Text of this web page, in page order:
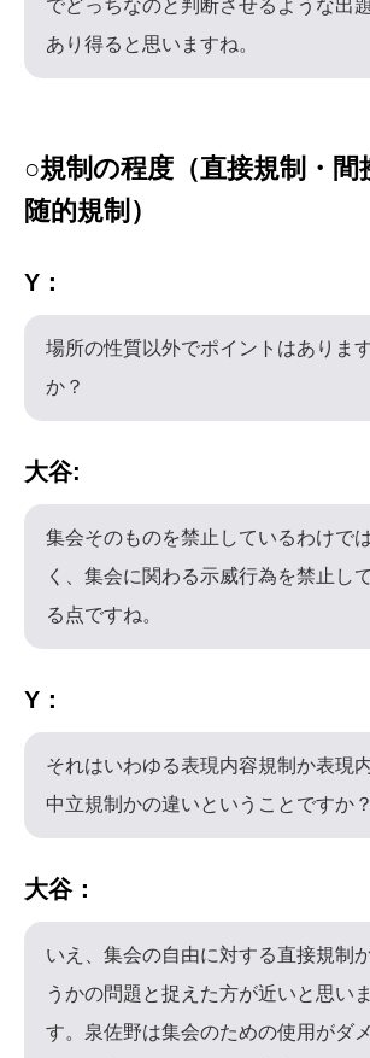
でどっちなのと判断させるような出
あり得ると思いますね。
○規制の程度（直接規制・間
随的規制）
Y：
場所の性質以外でポイントはありま
か？
大谷:
集会そのものを禁止しているわけで
く、集会に関わる示威行為を禁止し
る点ですね。
Y：
それはいわゆる表現内容規制か表現
中立規制かの違いということですか？
大谷：
いえ、集会の自由に対する直接規制
うかの問題と捉えた方が近いと思いま
す。泉佐野は集会のための使用がダ